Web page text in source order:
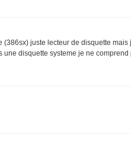
juste lecteur de disquette
disquette systeme je ne